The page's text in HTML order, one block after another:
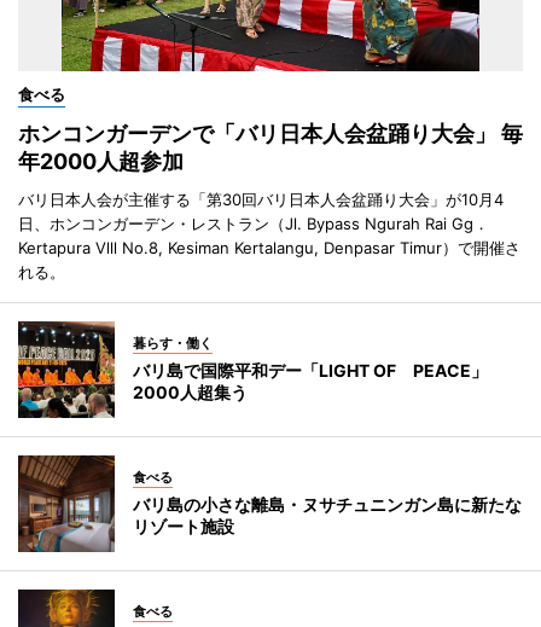
食べる
ホンコンガーデンで「バリ日本人会盆踊り大会」 毎
年2000人超参加
バリ日本人会が主催する「第30回バリ日本人会盆踊り大会」が10月4
日、ホンコンガーデン・レストラン（Jl. Bypass Ngurah Rai Gg．
Kertapura Vlll No.8, Kesiman Kertalangu, Denpasar Timur）で開催さ
れる。
暮らす・働く
バリ島で国際平和デー「LIGHT OF PEACE」
2000人超集う
食べる
バリ島の小さな離島・ヌサチュニンガン島に新たな
リゾート施設
食べる